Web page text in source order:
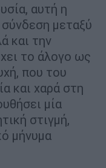
αυτή η
σύνδεση μεταξύ
και την
το άλογο ως
που του
και χαρά στη
μία
στιγμή,
μήνυμα